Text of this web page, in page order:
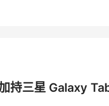
持三星 Galaxy